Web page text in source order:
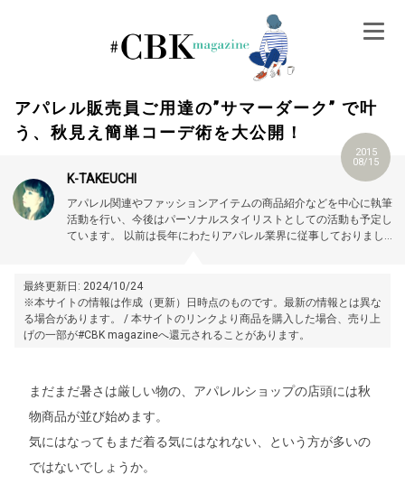
アパレル販売員ご用達の”サマーダーク” で叶
う、秋見え簡単コーデ術を大公開！
2015
08/15
K-TAKEUCHI
アパレル関連やファッションアイテムの商品紹介などを中心に執筆
活動を行い、今後はパーソナルスタイリストとしての活動も予定し
ています。
以前は長年にわたりアパレル業界に従事しておりました
最終更新日: 2024/10/24
※本サイトの情報は作成（更新）日時点のものです。最新の情報とは異な
る場合があります。 / 本サイトのリンクより商品を購入した場合、売り上
げの一部が#CBK magazineへ還元されることがあります。
まだまだ暑さは厳しい物の、アパレルショップの店頭には秋
物商品が並び始めます。
気にはなってもまだ着る気にはなれない、という方が多いの
ではないでしょうか。